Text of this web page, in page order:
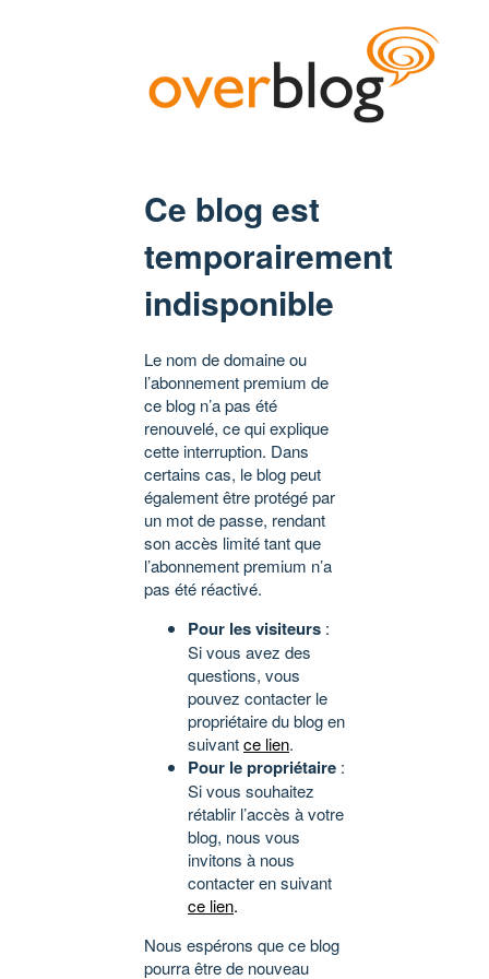
Ce blog est
temporairement
indisponible
Le nom de domaine ou
l’abonnement premium de
ce blog n’a pas été
renouvelé, ce qui explique
cette interruption. Dans
certains cas, le blog peut
également être protégé par
un mot de passe, rendant
son accès limité tant que
l’abonnement premium n’a
pas été réactivé.
Pour les visiteurs :
Si vous avez des
questions, vous
pouvez contacter le
propriétaire du blog en
suivantce lien.
Pour le propriétaire :
Si vous souhaitez
rétablir l’accès à votre
blog, nous vous
invitons à nous
contacter en suivant
ce lien.
Nous espérons que ce blog
pourra être de nouveau